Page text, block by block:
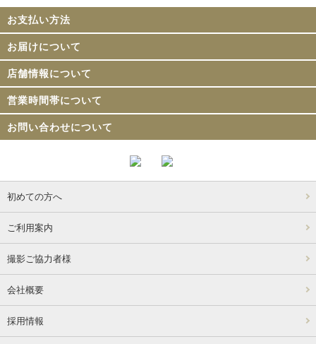
お支払い方法
お届けについて
店舗情報について
営業時間帯について
お問い合わせについて
初めての方へ
ご利用案内
撮影ご協力者様
会社概要
採用情報